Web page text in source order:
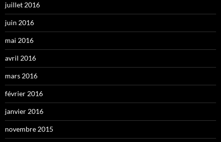
juillet 2016
juin 2016
mai 2016
avril 2016
mars 2016
février 2016
janvier 2016
novembre 2015